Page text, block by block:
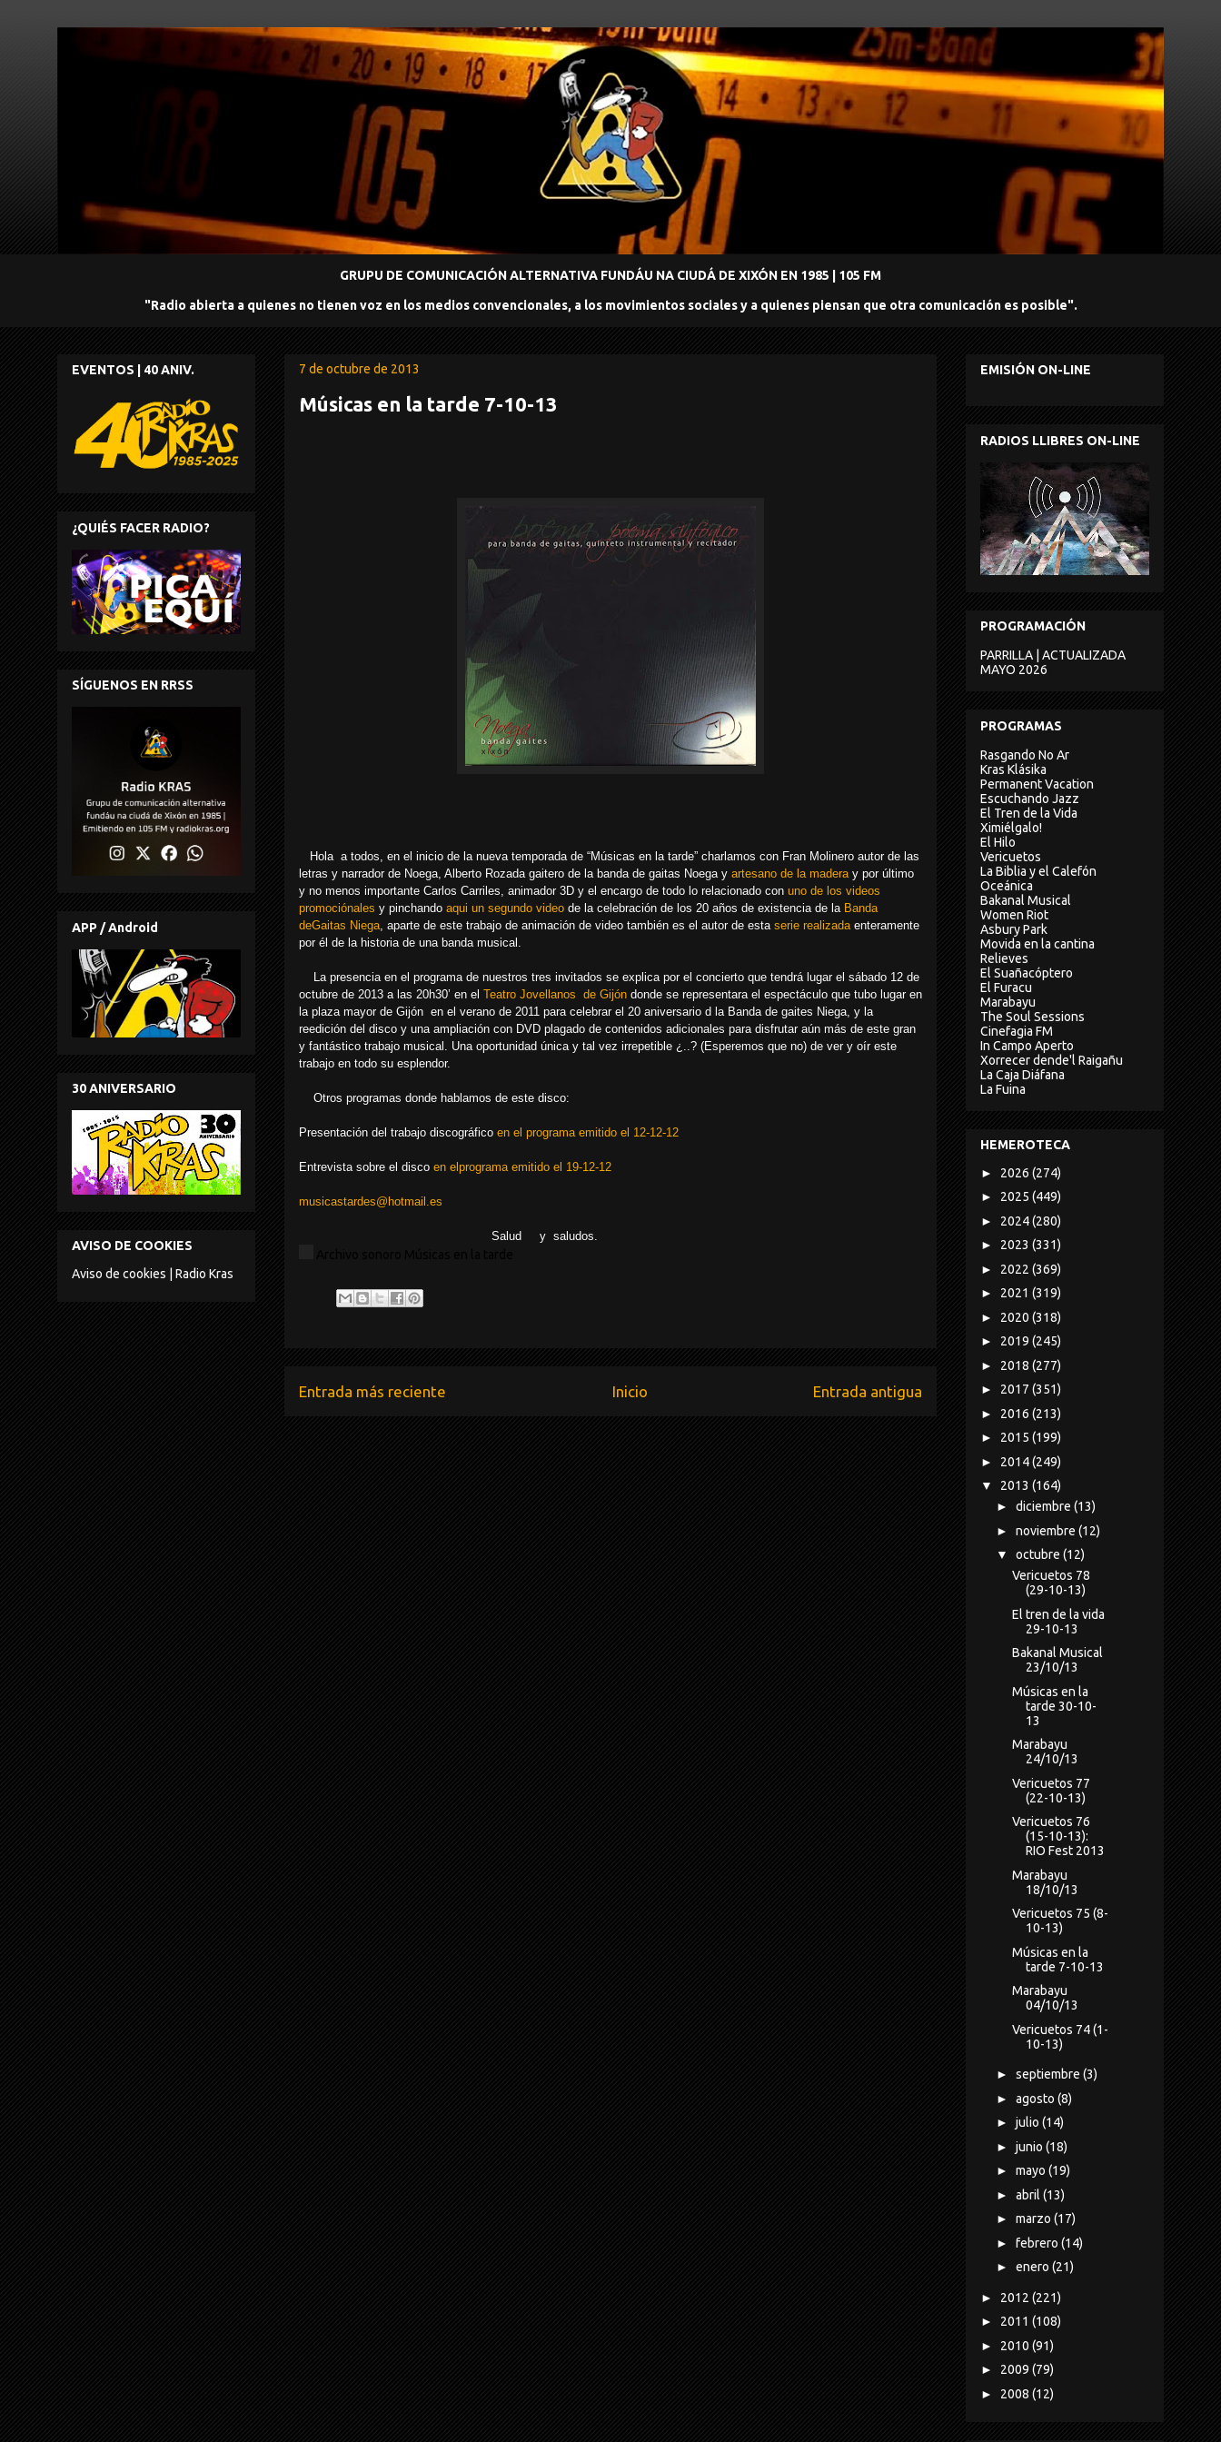
GRUPU DE COMUNICACIÓN ALTERNATIVA FUNDÁU NA CIUDÁ DE XIXÓN EN 1985 | 105 FM
"Radio abierta a quienes no tienen voz en los medios convencionales, a los movimientos sociales y a quienes piensan que otra comunicación es posible".
7 de octubre de 2013
Músicas en la tarde 7-10-13
Hola a todos, en el inicio de la nueva temporada de “Músicas en la tarde” charlamos con Fran Molinero autor de las
letras y narrador de Noega, Alberto Rozada gaitero de la banda de gaitas Noega y artesano de la madera y por último
y no menos importante Carlos Carriles, animador 3D y el encargo de todo lo relacionado con uno de los videos
promociónales y pinchando aqui un segundo video de la celebración de los 20 años de existencia de laBanda
deGaitas Niega, aparte de este trabajo de animación de video también es el autor de esta serie realizada enteramente
por él de la historia de una banda musical.
La presencia en el programa de nuestros tres invitados se explica por el concierto que tendrá lugar el sábado 12 de
octubre de 2013 a las 20h30’ en el Teatro Jovellanos de Gijón donde se representara el espectáculo que tubo lugar en
la plaza mayor de Gijón en el verano de 2011 para celebrar el 20 aniversario d la Banda de gaites Niega, y la
reedición del disco y una ampliación con DVD plagado de contenidos adicionales para disfrutar aún más de este gran
y fantástico trabajo musical. Una oportunidad única y tal vez irrepetible ¿..? (Esperemos que no) de ver y oír este
trabajo en todo su esplendor.
Otros programas donde hablamos de este disco:
Presentación del trabajo discográfico en el programa emitido el 12-12-12
Entrevista sobre el disco en elprograma emitido el 19-12-12
musicastardes@hotmail.es
Salud y saludos.
Entrada más reciente Entrada antigua
Inicio
EVENTOS | 40 ANIV.
¿QUIÉS FACER RADIO?
SÍGUENOS EN RRSS
APP / Android
30 ANIVERSARIO
AVISO DE COOKIES
Aviso de cookies | Radio Kras
EMISIÓN ON-LINE
RADIOS LLIBRES ON-LINE
PROGRAMACIÓN
PARRILLA | ACTUALIZADA
MAYO 2026
PROGRAMAS
Rasgando No Ar
Kras Klásika
Permanent Vacation
Escuchando Jazz
El Tren de la Vida
Ximiélgalo!
El Hilo
Vericuetos
La Biblia y el Calefón
Oceánica
Bakanal Musical
Women Riot
Asbury Park
Movida en la cantina
Relieves
El Suañacóptero
El Furacu
Marabayu
The Soul Sessions
Cinefagia FM
In Campo Aperto
Xorrecer dende'l Raigañu
La Caja Diáfana
La Fuina
HEMEROTECA
► 2026 (274)
► 2025 (449)
► 2024(280)
► 2023 (331)
► 2022 (369)
► 2021 (319)
► 2020 (318)
► 2019 (245)
► 2018 (277)
► 2017 (351)
► 2016 (213)
► 2015 (199)
► 2014(249)
▼ 2013 (164)
► diciembre (13)
► noviembre (12)
▼ octubre (12)
Vericuetos 78
(29-10-13)
El tren de la vida
29-10-13
Bakanal Musical
23/10/13
Músicas en la
tarde 30-10-
13
Marabayu
24/10/13
Vericuetos 77
(22-10-13)
Vericuetos 76
(15-10-13):
RIO Fest 2013
Marabayu
18/10/13
Vericuetos 75 (8-
10-13)
Músicas en la
tarde 7-10-13
Marabayu
04/10/13
Vericuetos 74 (1-
10-13)
► septiembre (3)
► agosto (8)
► julio (14)
► junio (18)
► mayo (19)
► abril (13)
► marzo (17)
► febrero (14)
► enero (21)
► 2012 (221)
► 2011 (108)
► 2010 (91)
► 2009 (79)
► 2008 (12)